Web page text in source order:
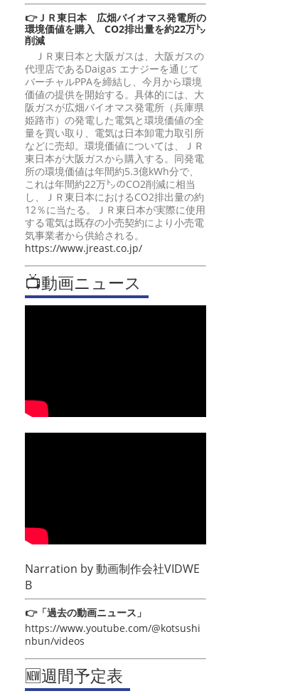
👉ＪＲ東日本 広畑バイオマス発電所の
環境価値を購入 CO2排出量を約22万㌧
削減
ＪＲ東日本と大阪ガスは、大阪ガスの
代理店であるDaigas エナジーを通じて
バーチャルPPAを締結し、今月から環境
価値の提供を開始する。具体的には、大
阪ガスが広畑バイオマス発電所（兵庫県
姫路市）の発電した電気と環境価値の全
量を買い取り、電気は日本卸電力取引所
などに売却。環境価値については、ＪＲ
東日本が大阪ガスから購入する。同発電
所の環境価値は年間約5.3億kWh分で、
これは年間約22万㌧のCO2削減に相当
し、ＪＲ東日本におけるCO2排出量の約
12％に当たる。ＪＲ東日本が実際に使用
する電気は既存の小売契約により小売電
気事業者から供給される。
https://www.jreast.co.jp/
📺動画ニュース
Narration by動画制作会社VIDWE
B
👉「過去の動画ニュース」
https://www.youtube.com/@kotsushi
nbun/videos
🆕週間予定表